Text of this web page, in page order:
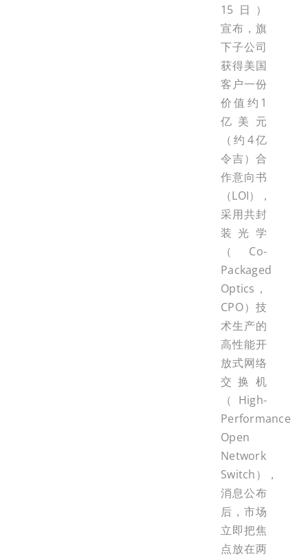
15日）
宣布，旗
下子公司
获得美国
客户一份
价值约1
亿美元
（约4亿
令吉）合
作意向书
（LOI），
采用共封
装光学
（Co-
Packaged
Optics，
CPO）技
术生产的
高性能开
放式网络
交换机
（High-
Performance
Open
Network
Switch），
消息公布
后，市场
立即把焦
点放在两